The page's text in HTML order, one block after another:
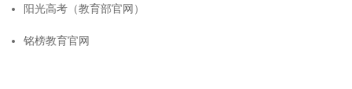
阳光高考（教育部官网）
铭榜教育官网